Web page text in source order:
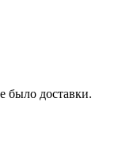
было доставки.